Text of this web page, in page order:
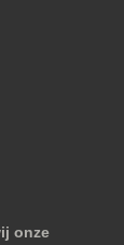
onze